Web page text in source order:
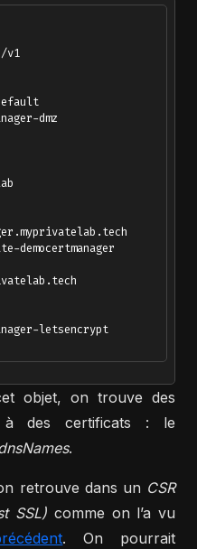
v1
dmz
democertmanager
letsencrypt
objet, on trouve des
à des certificats : le
.
retrouve dans un CSR
SSL) comme on l’a vu
. On pourrait